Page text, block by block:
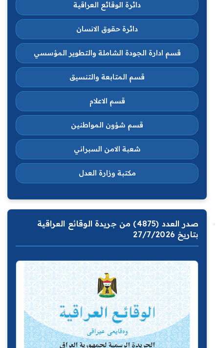
دائرة الوقائع العراقية
دائرة حقوق الانسان
قسم ادارة الجودة الشاملة والتطوير المؤسسي
قسم المتابعة والتنسيق
قسم الاعلام
قسم شؤون المواطنين
شعبة الامن السبراني
مكتبة وزارة العدل
صدر العدد (4875) من جريدة الوقائع العراقية
بتاريخ 27/7/2026